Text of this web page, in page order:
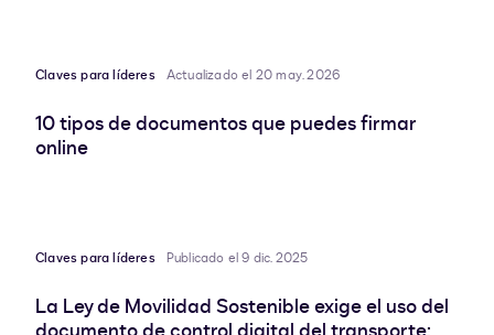
Claves para líderes Actualizado el 20 may. 2026
10 tipos de documentos que puedes firmar
online
Claves para líderes Publicado el 9 dic. 2025
La Ley de Movilidad Sostenible exige el uso del